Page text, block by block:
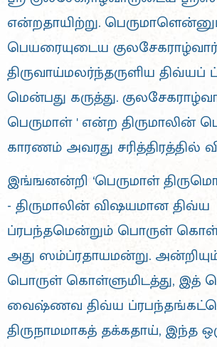
என்றதாயிற்று.
பெயரையுடைய குலசேகராழ்வார்
திருவாய்மலர்ந்தருளிய திவ்யப்
மென்பது கருத்து.
பெருமாள் ' என்ற திருமாலின்
காரணம் அவரது சரித்திரத்தில்
இங்ஙனன்றி ‘பெருமாள்
- திருமாலின் விஷயமான திவ்ய
ப்ரபந்தமென்றும் பொருள்
அது ஸம்ப்ரதாயமன்று.
பொருள் கொள்ளுமிடத்து, இத்
வைஷ்ணவ திவ்ய
திருநாமமாகத் தக்கதாய், இந்த